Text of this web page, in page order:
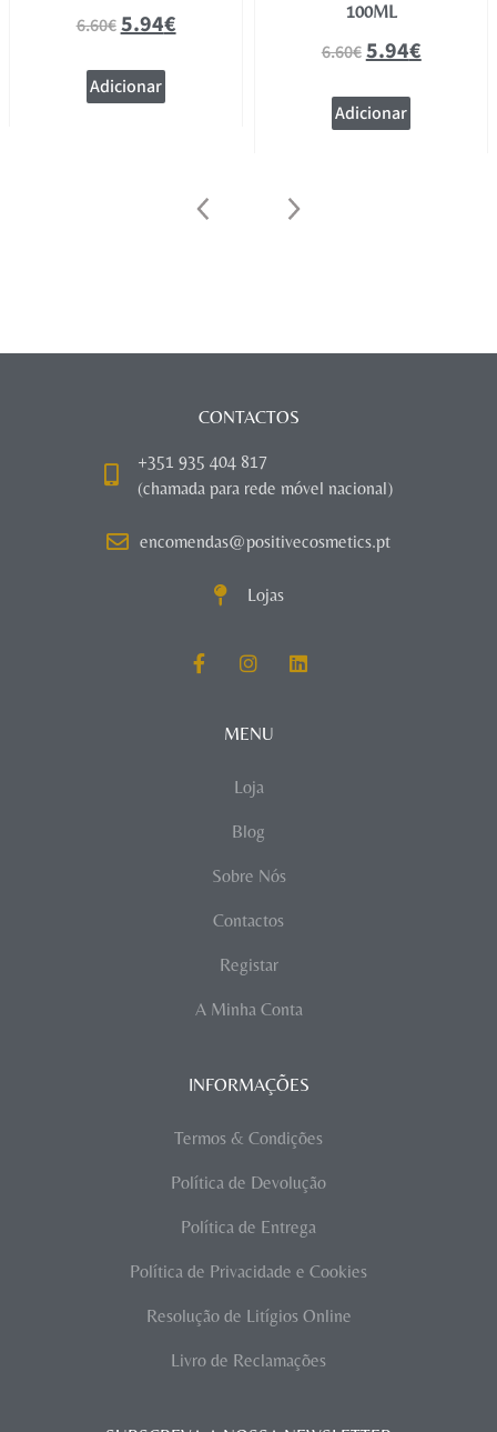
6.60€5.94€
Adicionar
100ML
6.60€5.94€
Adicionar
CONTACTOS
+351 935 404 817
(chamada para rede móvel nacional)
encomendas@positivecosmetics.pt
Lojas
MENU
Loja
Blog
Sobre Nós
Contactos
Registar
A Minha Conta
INFORMAÇÕES
Termos & Condições
Política de Devolução
Política de Entrega
Política de Privacidade e Cookies
Resolução de Litígios Online
Livro de Reclamações